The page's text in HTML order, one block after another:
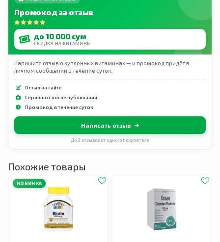
Промокод за отзыв
до 10 000 сум
СКИДКА НА ВИТАМИНЫ
Напишите отзыв о купленных витаминах — и промокод придёт в
личном сообщении в течение суток.
Отзыв на сайте
Скриншот после публикации
Промокод в течение суток
Написать отзыв
До 3 отзывов от одного покупателя
Похожие товары
НОВИНКА